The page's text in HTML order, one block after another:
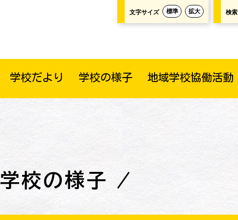
文字サイズ 標準 拡大 検索
学校だより 学校の様子 地域学校協働活動
学校の様子